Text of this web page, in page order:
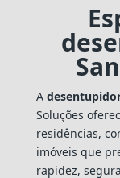
A
Soluções
residências,
imóveis que
rapidez,